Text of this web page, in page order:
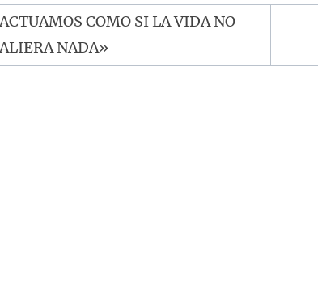
COMO SI LA VIDA NO
NADA»